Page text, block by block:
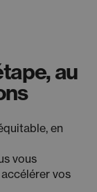
au
en
vous
vos